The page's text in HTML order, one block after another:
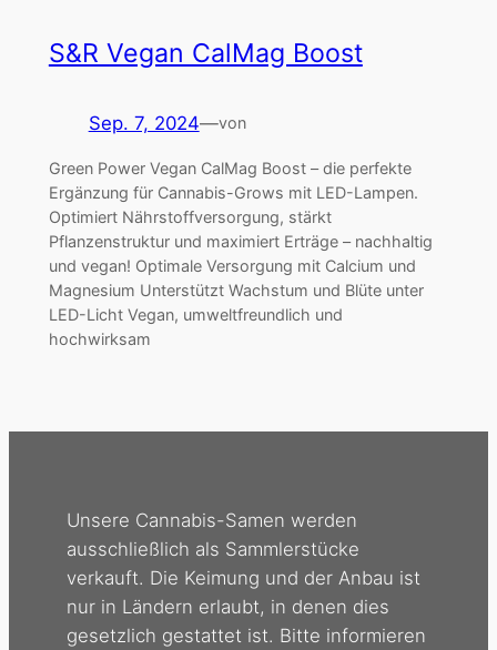
S&R Vegan CalMag Boost
Sep. 7, 2024—von
Green Power Vegan CalMag Boost – die perfekte
Ergänzung für Cannabis-Grows mit LED-Lampen.
Optimiert Nährstoffversorgung, stärkt
Pflanzenstruktur und maximiert Erträge – nachhaltig
und vegan! Optimale Versorgung mit Calcium und
Magnesium Unterstützt Wachstum und Blüte unter
LED-Licht Vegan, umweltfreundlich und
hochwirksam
Unsere Cannabis-Samen werden
ausschließlich als Sammlerstücke
verkauft. Die Keimung und der Anbau ist
nur in Ländern erlaubt, in denen dies
gesetzlich gestattet ist. Bitte informieren